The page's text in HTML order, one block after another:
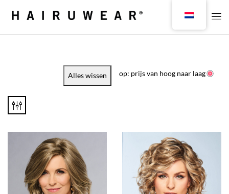
Alles wissen op: prijs van hoog naar laag